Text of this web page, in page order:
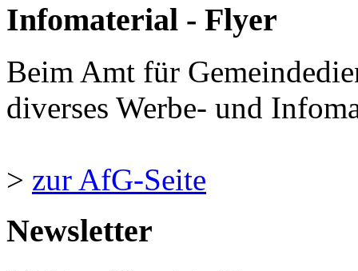
Infomaterial - Flyer
Beim Amt für
diverses Werbe- und
> zur AfG-Seite
Newsletter